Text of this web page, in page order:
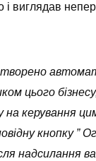
і виглядав
цього
на керування
кнопку ”
надсилання